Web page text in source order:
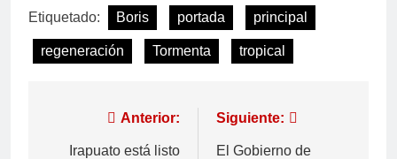
Etiquetado: Boris portada principal
regeneración Tormenta tropical
Anterior:
Irapuato está listo
Siguiente:
El Gobierno de